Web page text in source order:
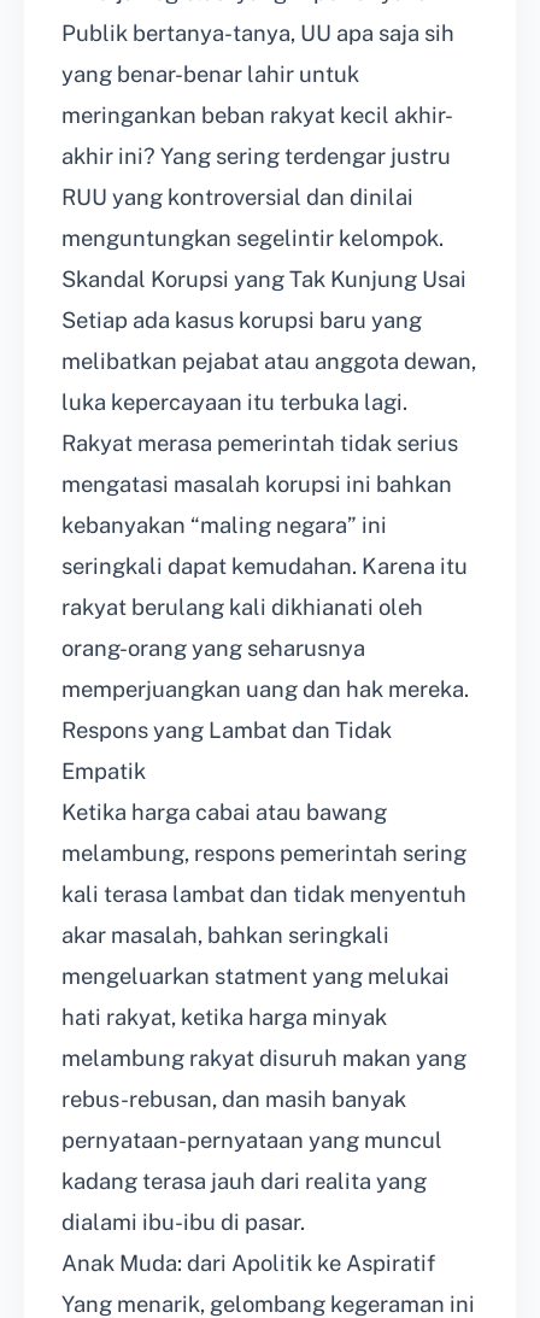
Publik bertanya-tanya, UU apa saja sih
yang benar-benar lahir untuk
meringankan beban rakyat kecil akhir-
akhir ini? Yang sering terdengar justru
RUU yang kontroversial dan dinilai
menguntungkan segelintir kelompok.
Skandal Korupsi yang Tak Kunjung Usai
Setiap ada kasus korupsi baru yang
melibatkan pejabat atau anggota dewan,
luka kepercayaan itu terbuka lagi.
Rakyat merasa pemerintah tidak serius
mengatasi masalah korupsi ini bahkan
kebanyakan “maling negara” ini
seringkali dapat kemudahan. Karena itu
rakyat berulang kali dikhianati oleh
orang-orang yang seharusnya
memperjuangkan uang dan hak mereka.
Respons yang Lambat dan Tidak
Empatik
Ketika harga cabai atau bawang
melambung, respons pemerintah sering
kali terasa lambat dan tidak menyentuh
akar masalah, bahkan seringkali
mengeluarkan statment yang melukai
hati rakyat, ketika harga minyak
melambung rakyat disuruh makan yang
rebus-rebusan, dan masih banyak
pernyataan-pernyataan yang muncul
kadang terasa jauh dari realita yang
dialami ibu-ibu di pasar.
Anak Muda: dari Apolitik ke Aspiratif
Yang menarik, gelombang kegeraman ini